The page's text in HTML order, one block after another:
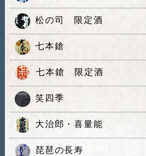
松の司 限定酒
七本鎗
七本鎗 限定酒
笑四季
大治郎・喜量能
琵琶の長寿